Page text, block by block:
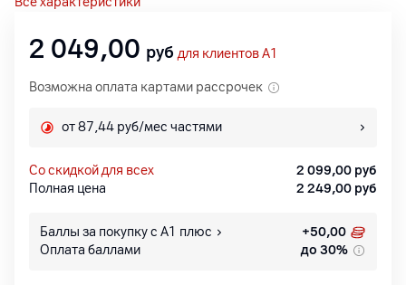
2 049,00 руб для клиентов A1
Возможна оплата картами рассрочек
от 87,44 руб/мес частями
со скидкой для всех 2 099,00 руб
Полная цена
2 249,00 руб
Баллы за покупку с А1 плюс +50,00
Оплата баллами
до 30%